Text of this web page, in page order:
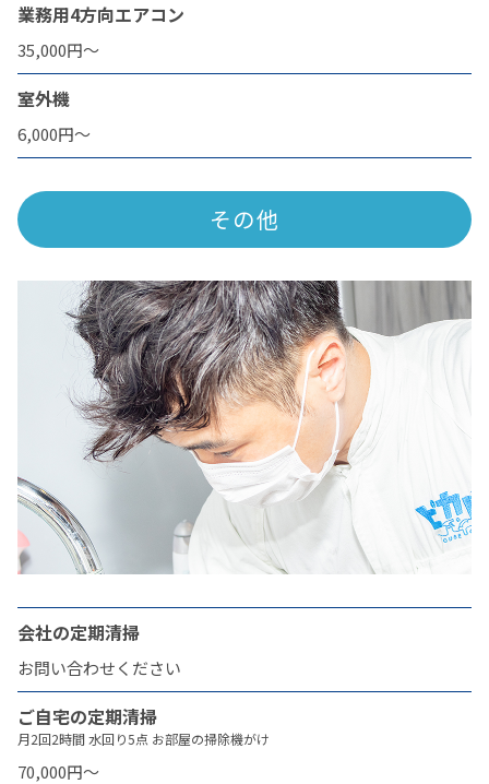
業務用4方向エアコン
35,000円〜
室外機
6,000円〜
その他
会社の定期清掃
お問い合わせください
ご自宅の定期清掃
月2回2時間 水回り5点 お部屋の掃除機がけ
70,000円〜